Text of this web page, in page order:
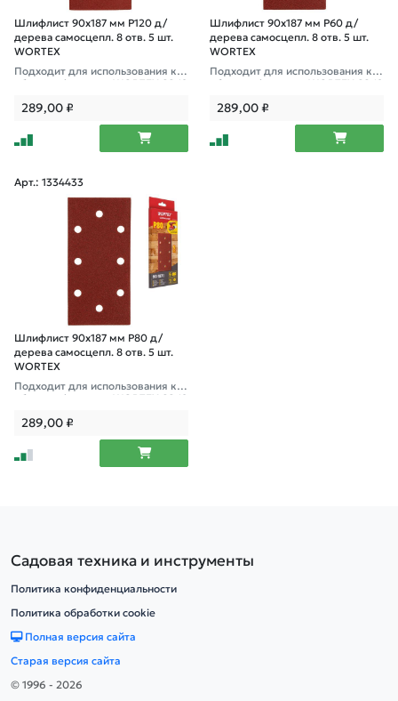
Шлифлист 90х187 мм Р120 д/
дерева самосцепл. 8 отв. 5 шт.
WORTEX
Подходит для использования к в
иброшлифмашине WORTEX SS 19
289,00₽
Шлифлист 90х187 мм Р60 д/
дерева самосцепл. 8 отв. 5 шт.
WORTEX
Подходит для использования к в
иброшлифмашине WORTEX SS 19
289,00₽
Арт.: 1334433
Шлифлист 90х187 мм Р80 д/
дерева самосцепл. 8 отв. 5 шт.
WORTEX
Подходит для использования к в
иброшлифмашине WORTEX SS 19
289,00₽
Садовая техника и инструменты
Политика конфиденциальности
Политика обработки cookie
Полная версия сайта
Старая версия сайта
© 1996 - 2026